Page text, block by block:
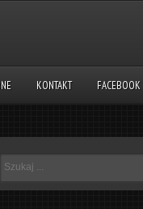
KONTAKT FACEBOOK